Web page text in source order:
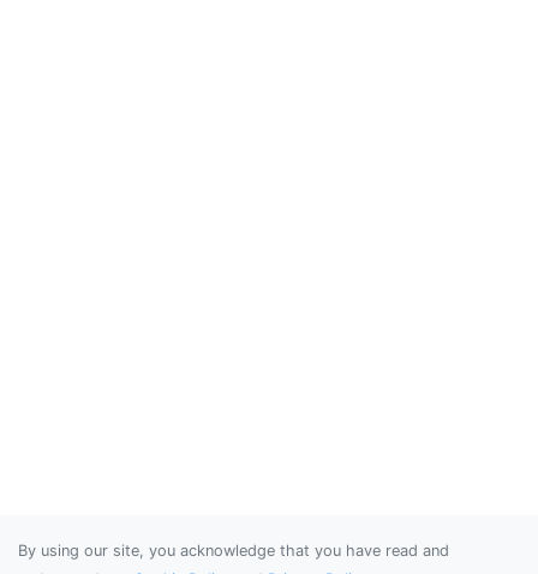
By using our site, you acknowledge that you have read and